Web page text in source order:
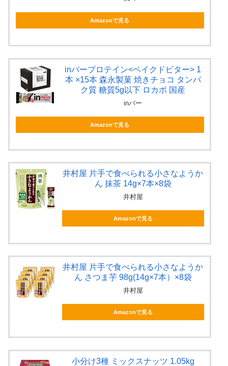
Amazonで見る
inバープロテイン<ベイクドビター> 1
本 ×15本 森永製菓 焼きチョコ タンパ
ク質 糖質5g以下 ロカボ 国産
inバー
Amazonで見る
井村屋 片手で食べられる小さなようか
ん 抹茶 14g×7本×8袋
井村屋
Amazonで見る
井村屋 片手で食べられる小さなようか
ん さつま芋 98g(14g×7本）×8袋
井村屋
Amazonで見る
小分け3種 ミックスナッツ 1.05kg